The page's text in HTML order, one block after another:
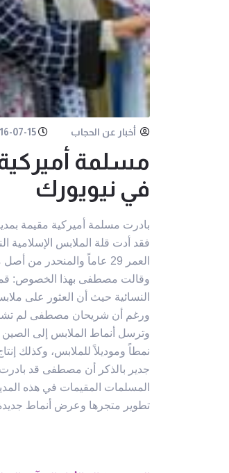
أخبار عن الحجاب 07-15
مسلمة
في نیویورك
بادرت مسلمة أمیرکیة مقیمة
فقد أدت قلة الملابس
العمر 29 عاماً والمنحدر من أصل مصري هذا التهدید إلی فرصة فتفتح خطّ إنتاج تحت عنوان "Urban Modesty".
وقالت مصطفی بهذا الخصوص: قمت
النسائیة حیث أن العثور علی
ورغم أن شریحان مصطفی لم تشارك
نمطاً ومودیلاً للملابس، وکذلك
جدير بالذكر أن مصطفی قد بادرت
المسلمات المقیمات في هذه
تطویر متجرها وعرض أنماط